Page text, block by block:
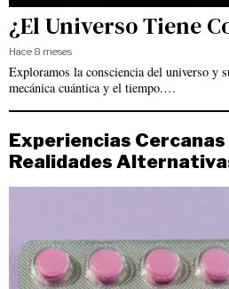
¿El Universo Tiene
Hace 8 meses
Exploramos la consciencia del universo y
mecánica cuántica y el tiempo.…
Experiencias
Realidades